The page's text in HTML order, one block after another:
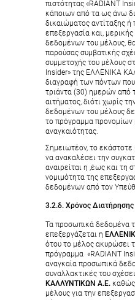
πιστότητας «RADIANT
κάποιων από τα ως άνω
δικαιώματος αντίταξης ή
επεξεργασία και,
δεδομένων του μέλους,
παρούσας συμβατικής
συμμετοχής του μέλους
Insider» της ΕΛΛΕΝΙΚΑ
διαγραφή των πόντων που
τριάντα (30) ημερών από
αιτήματος, διότι χωρίς
δεδομένων του μέλους
το πρόγραμμα προνομίων
αναγκαιότητας.
Σημειωτέον, το
να ανακαλέσει την
αναιρείται η ,έως και τη
νομιμότητα της
δεδομένων από τον
3.2.δ. Χρόνος
Τα προσωπικά δεδομένα
επεξεργάζεται η
ότου το μέλος ακυρώσει
πρόγραμμα «RADIANT
αναγκαία προσωπικά
συναλλακτικές του
ΚΑΛΛΥΝΤΙΚΩΝ Α.Ε. καθώς
μέλους για την